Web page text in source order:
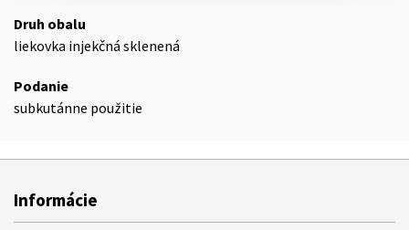
Druh obalu
liekovka injekčná sklenená
Podanie
subkutánne použitie
Informácie